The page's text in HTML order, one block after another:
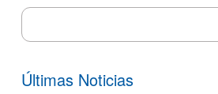
Search
for:
Últimas Noticias